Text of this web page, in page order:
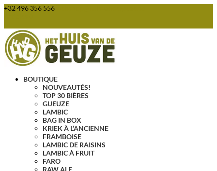
+32 496 356 556
BOUTIQUE
NOUVEAUTÉS!
TOP 30 BIÈRES
GUEUZE
LAMBIC
BAG IN BOX
KRIEK À L’ANCIENNE
FRAMBOISE
LAMBIC DE RAISINS
LAMBIC À FRUIT
FARO
RAW ALE